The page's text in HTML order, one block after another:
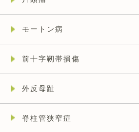
モートン病
前十字靭帯損傷
外反母趾
脊柱管狭窄症